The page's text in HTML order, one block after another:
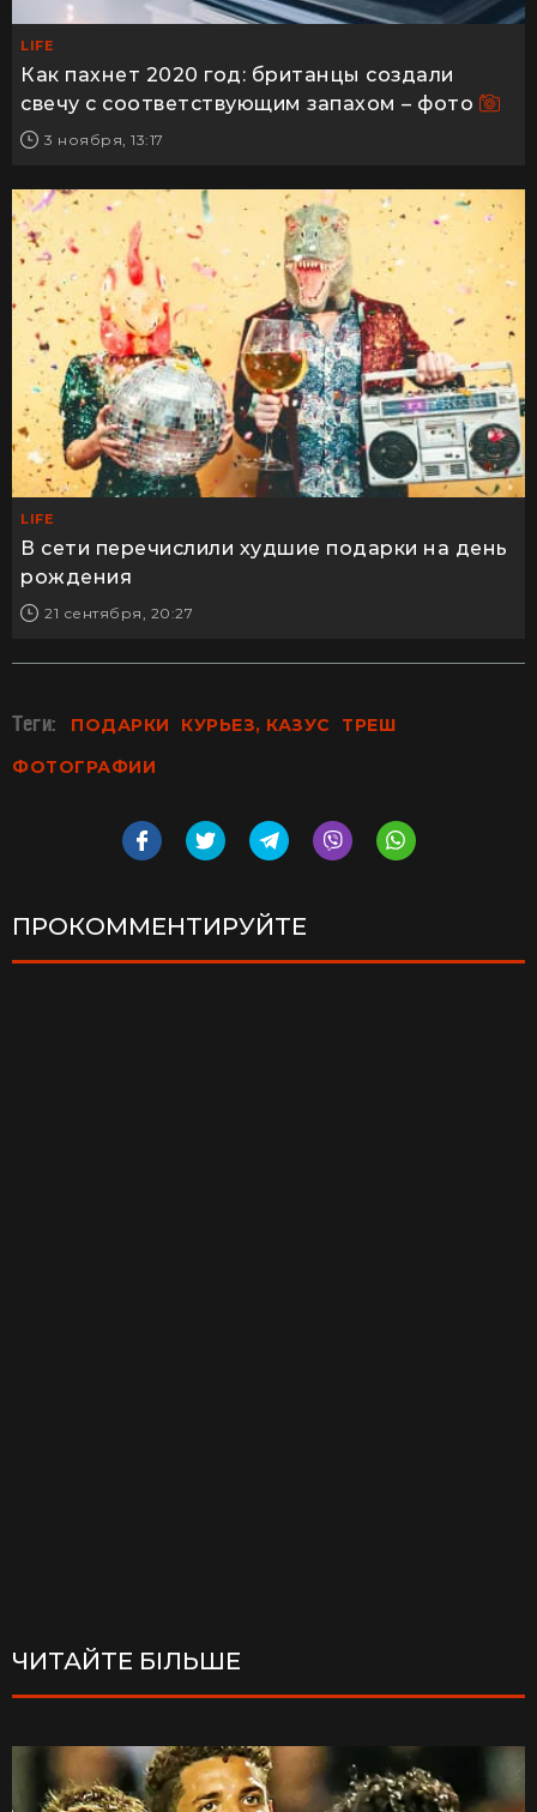
LIFE
Как пахнет 2020 год: британцы создали
свечу с соответствующим запахом – фото
3 ноября, 13:17
LIFE
В сети перечислили худшие подарки на день
рождения
21 сентября, 20:27
Теги: ПОДАРКИ КУРЬЕЗ, КАЗУС
ТРЕШ
ФОТОГРАФИИ
ПРОКОММЕНТИРУЙТЕ
ЧИТАЙТЕ БІЛЬШЕ